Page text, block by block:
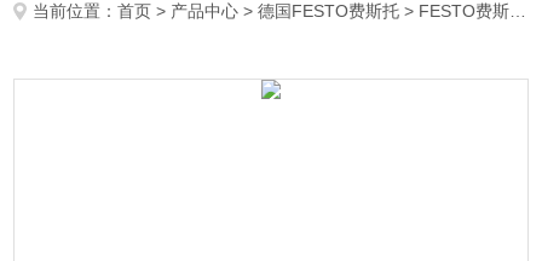
当前位置：首页 > 产品中心 >德国FESTO费斯托 > FESTO费斯托阀